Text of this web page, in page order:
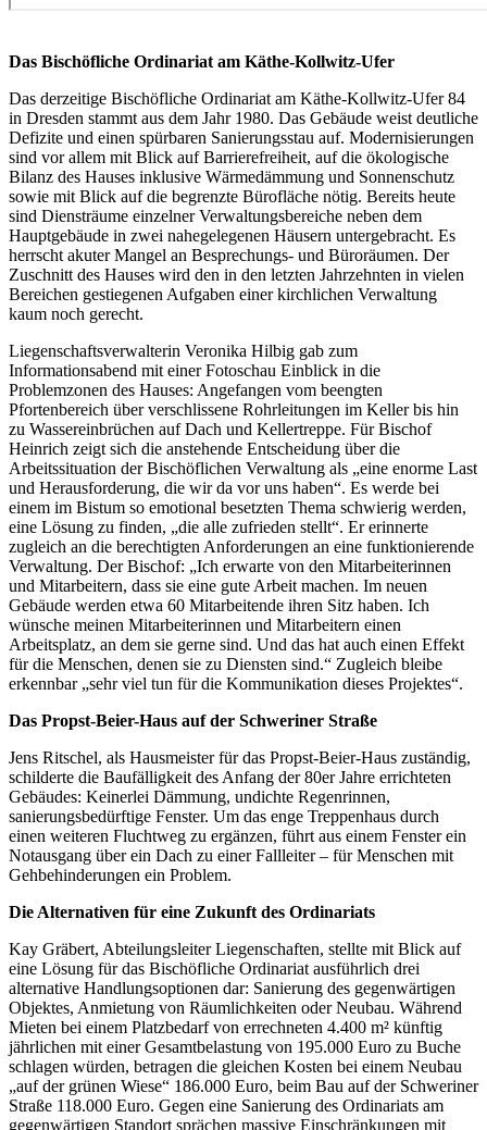
Das Bischöfliche Ordinariat am Käthe-Kollwitz-Ufer
Das derzeitige Bischöfliche Ordinariat am Käthe-Kollwitz-Ufer 84
in Dresden stammt aus dem Jahr 1980. Das Gebäude weist deutliche
Defizite und einen spürbaren Sanierungsstau auf. Modernisierungen
sind vor allem mit Blick auf Barrierefreiheit, auf die ökologische
Bilanz des Hauses inklusive Wärmedämmung und Sonnenschutz
sowie mit Blick auf die begrenzte Bürofläche nötig. Bereits heute
sind Diensträume einzelner Verwaltungsbereiche neben dem
Hauptgebäude in zwei nahegelegenen Häusern untergebracht. Es
herrscht akuter Mangel an Besprechungs- und Büroräumen. Der
Zuschnitt des Hauses wird den in den letzten Jahrzehnten in vielen
Bereichen gestiegenen Aufgaben einer kirchlichen Verwaltung
kaum noch gerecht.
Liegenschaftsverwalterin Veronika Hilbig gab zum
Informationsabend mit einer Fotoschau Einblick in die
Problemzonen des Hauses: Angefangen vom beengten
Pfortenbereich über verschlissene Rohrleitungen im Keller bis hin
zu Wassereinbrüchen auf Dach und Kellertreppe. Für Bischof
Heinrich zeigt sich die anstehende Entscheidung über die
Arbeitssituation der Bischöflichen Verwaltung als „eine enorme Last
und Herausforderung, die wir da vor uns haben“. Es werde bei
einem im Bistum so emotional besetzten Thema schwierig werden,
eine Lösung zu finden, „die alle zufrieden stellt“. Er erinnerte
zugleich an die berechtigten Anforderungen an eine funktionierende
Verwaltung. Der Bischof: „Ich erwarte von den Mitarbeiterinnen
und Mitarbeitern, dass sie eine gute Arbeit machen. Im neuen
Gebäude werden etwa 60 Mitarbeitende ihren Sitz haben. Ich
wünsche meinen Mitarbeiterinnen und Mitarbeitern einen
Arbeitsplatz, an dem sie gerne sind. Und das hat auch einen Effekt
für die Menschen, denen sie zu Diensten sind.“ Zugleich bleibe
erkennbar „sehr viel tun für die Kommunikation dieses Projektes“.
Das Propst-Beier-Haus auf der Schweriner Straße
Jens Ritschel, als Hausmeister für das Propst-Beier-Haus zuständig,
schilderte die Baufälligkeit des Anfang der 80er Jahre errichteten
Gebäudes: Keinerlei Dämmung, undichte Regenrinnen,
sanierungsbedürftige Fenster. Um das enge Treppenhaus durch
einen weiteren Fluchtweg zu ergänzen, führt aus einem Fenster ein
Notausgang über ein Dach zu einer Fallleiter – für Menschen mit
Gehbehinderungen ein Problem.
Die Alternativen für eine Zukunft des Ordinariats
Kay Gräbert, Abteilungsleiter Liegenschaften, stellte mit Blick auf
eine Lösung für das Bischöfliche Ordinariat ausführlich drei
alternative Handlungsoptionen dar: Sanierung des gegenwärtigen
Objektes, Anmietung von Räumlichkeiten oder Neubau. Während
Mieten bei einem Platzbedarf von errechneten 4.400 m² künftig
jährlichen mit einer Gesamtbelastung von 195.000 Euro zu Buche
schlagen würden, betragen die gleichen Kosten bei einem Neubau
„auf der grünen Wiese“ 186.000 Euro, beim Bau auf der Schweriner
Straße 118.000 Euro. Gegen eine Sanierung des Ordinariats am
gegenwärtigen Standort sprächen massive Einschränkungen mit